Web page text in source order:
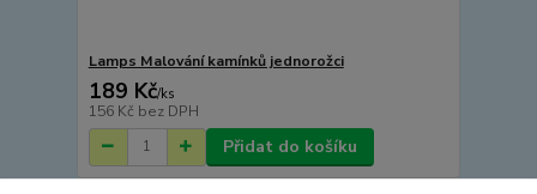
Lamps Malování kamínků jednorožci
189 Kč/ks
156 Kč bez DPH
Přidat do košíku